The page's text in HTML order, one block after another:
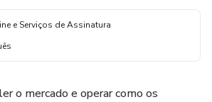
e Serviços de Assinatura
o mercado e operar como os